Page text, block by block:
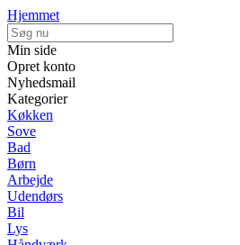
Hjemmet
Min side
Opret konto
Nyhedsmail
Kategorier
Køkken
Sove
Bad
Børn
Arbejde
Udendørs
Bil
Lys